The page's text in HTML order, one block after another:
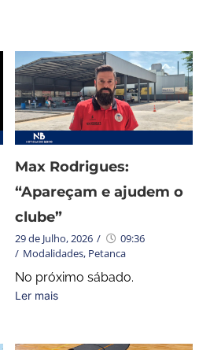
Max Rodrigues:
“Apareçam e ajudem o
clube”
29 de Julho, 2026 /
09:36
/ Modalidades, Petanca
No próximo sábado.
Ler mais